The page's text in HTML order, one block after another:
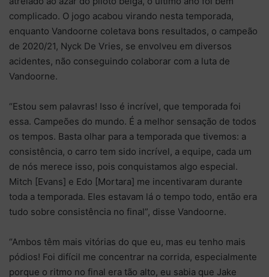
complicado. O jogo acabou virando nesta temporada,
enquanto Vandoorne coletava bons resultados, o campeão
de 2020/21, Nyck De Vries, se envolveu em diversos
acidentes, não conseguindo colaborar com a luta de
Vandoorne.
“Estou sem palavras! Isso é incrível, que temporada foi
essa. Campeões do mundo. É a melhor sensação de todos
os tempos. Basta olhar para a temporada que tivemos: a
consistência, o carro tem sido incrível, a equipe, cada um
de nós merece isso, pois conquistamos algo especial.
Mitch [Evans] e Edo [Mortara] me incentivaram durante
toda a temporada. Eles estavam lá o tempo todo, então era
tudo sobre consistência no final”, disse Vandoorne.
“Ambos têm mais vitórias do que eu, mas eu tenho mais
pódios! Foi difícil me concentrar na corrida, especialmente
porque o ritmo no final era tão alto, eu sabia que Jake